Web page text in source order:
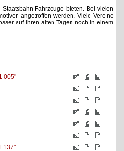
Fahrzeuge bieten. Bei vielen
angetroffen werden. Viele Vereine
auf ihren alten Tagen noch in einem
005"
137"